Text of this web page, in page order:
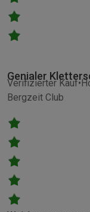
Verifizierter Kauf
Bergzeit Club
Genialer